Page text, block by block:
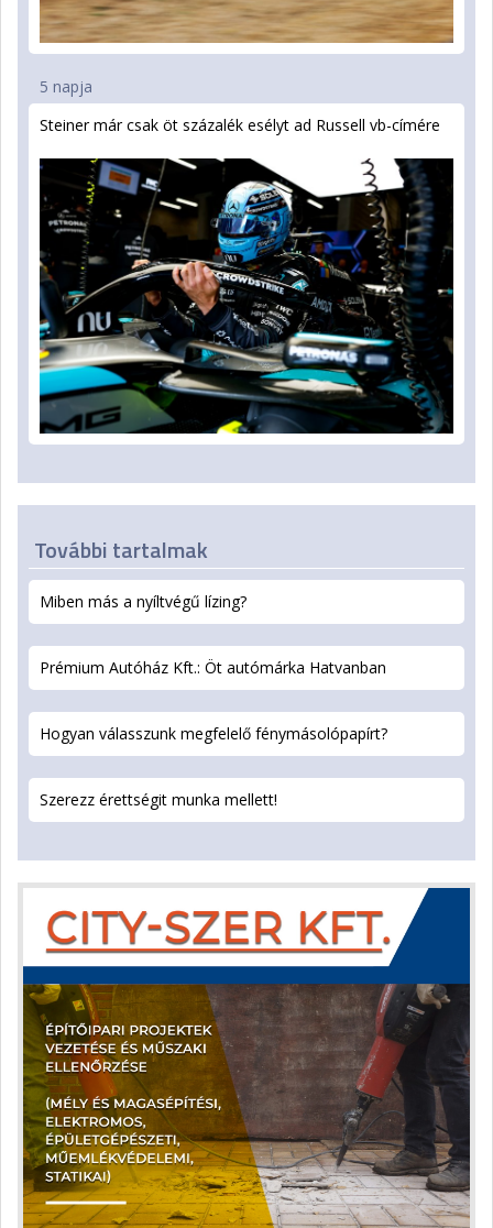
5 napja
Steiner már csak öt százalék esélyt ad Russell vb-címére
További tartalmak
Miben más a nyíltvégű lízing?
Prémium Autóház Kft.: Öt autómárka Hatvanban
Hogyan válasszunk megfelelő fénymásolópapírt?
Szerezz érettségit munka mellett!